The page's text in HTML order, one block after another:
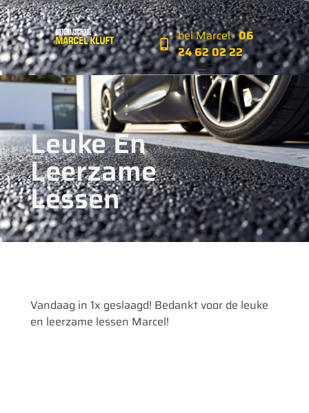
bel Marcel06
24 62 02 22‬‬
Leuke En
Leerzame
Lessen
Vandaag in 1x geslaagd! Bedankt voor de leuke
en leerzame lessen Marcel!